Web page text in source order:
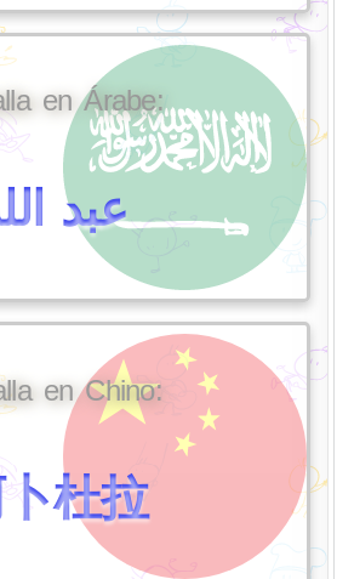
en Árabe:
عبد
en Chino:
杜拉